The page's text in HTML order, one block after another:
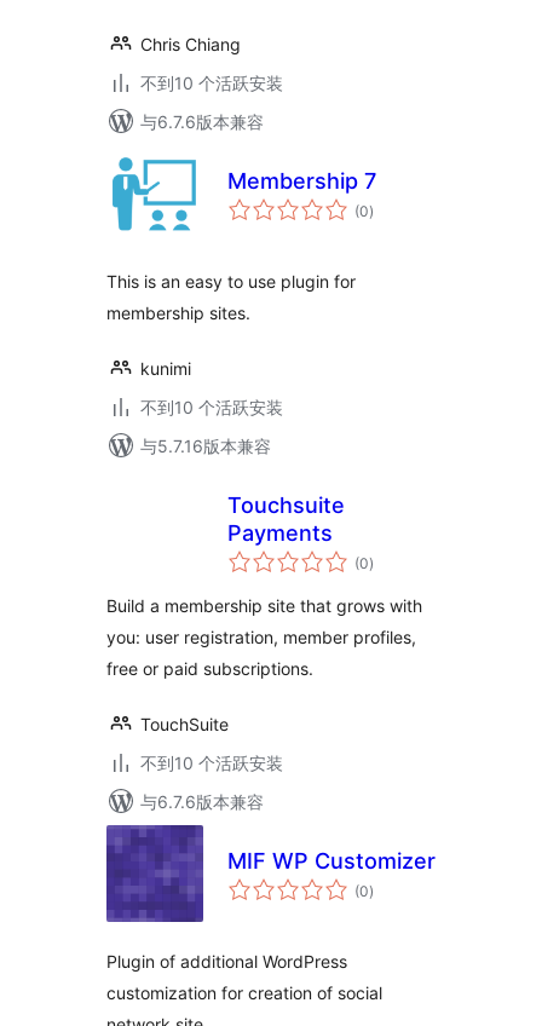
Chris Chiang
不到10 个活跃安装
与6.7.6版本兼容
Membership 7
(0总
评)
This is an easy to use plugin for
membership sites.
kunimi
不到10 个活跃安装
与5.7.16版本兼容
Touchsuite
Payments
(0总
评)
Build a membership site that grows with
you: user registration, member profiles,
free or paid subscriptions.
TouchSuite
不到10 个活跃安装
与6.7.6版本兼容
MIF WP Customizer
(0总
评)
Plugin of additional WordPress
customization for creation of social